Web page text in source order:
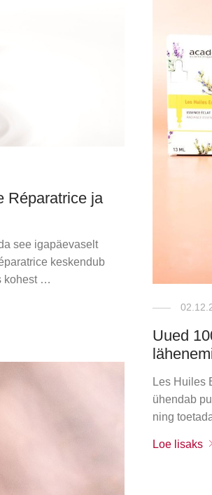
Réparatrice ja
see igapäevaselt
keskendub
kohest …
Uued
Les Huiles
ühendab
ning
Loe lisaks